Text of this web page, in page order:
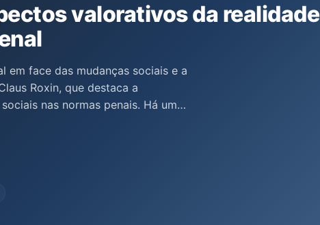
valorativos da realidade
face das mudanças sociais e a
Roxin, que destaca a
nas normas penais. Há uma
uma perspectiva que
atuação do Estado. Roxin busca